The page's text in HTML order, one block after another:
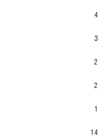
4
3
2
2
1
14